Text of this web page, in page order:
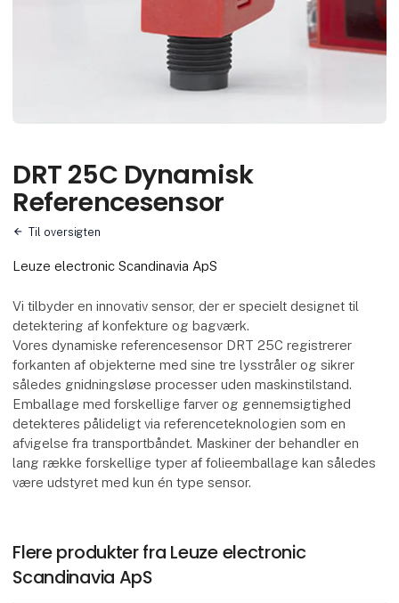
DRT 25C Dynamisk
Referencesensor
Til oversigten
Leuze electronic Scandinavia ApS
Vi tilbyder en innovativ sensor, der er specielt designet til
detektering af konfekture og bagværk.
Vores dynamiske referencesensor DRT 25C registrerer
forkanten af objekterne med sine tre lysstråler og sikrer
således gnidningsløse processer uden maskinstilstand.
Emballage med forskellige farver og gennemsigtighed
detekteres pålideligt via referenceteknologien som en
afvigelse fra transportbåndet. Maskiner der behandler en
lang række forskellige typer af folieemballage kan således
være udstyret med kun én type sensor.
Flere produkter fra Leuze electronic
Scandinavia ApS